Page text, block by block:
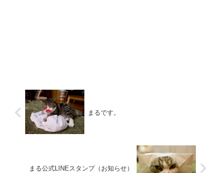
まるです。
まる公式LINEスタンプ（お知らせ）